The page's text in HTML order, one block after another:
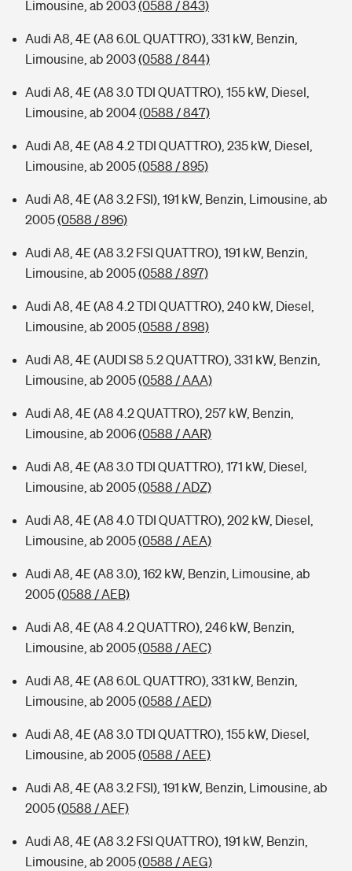
Limousine, ab 2003(0588 / 843)
Audi A8, 4E (A8 6.0L QUATTRO), 331 kW, Benzin,
Limousine, ab 2003(0588 / 844)
Audi A8, 4E (A8 3.0 TDI QUATTRO), 155 kW, Diesel,
Limousine, ab 2004(0588 / 847)
Audi A8, 4E (A8 4.2 TDI QUATTRO), 235 kW, Diesel,
Limousine, ab 2005(0588 / 895)
Audi A8, 4E (A8 3.2 FSI), 191 kW, Benzin, Limousine, ab
2005(0588 / 896)
Audi A8, 4E (A8 3.2 FSI QUATTRO), 191 kW, Benzin,
Limousine, ab 2005(0588 / 897)
Audi A8, 4E (A8 4.2 TDI QUATTRO), 240 kW, Diesel,
Limousine, ab 2005(0588 / 898)
Audi A8, 4E (AUDI S8 5.2 QUATTRO), 331 kW, Benzin,
Limousine, ab 2005(0588 / AAA)
Audi A8, 4E (A8 4.2 QUATTRO), 257 kW, Benzin,
Limousine, ab 2006(0588 / AAR)
Audi A8, 4E (A8 3.0 TDI QUATTRO), 171 kW, Diesel,
Limousine, ab 2005(0588 / ADZ)
Audi A8, 4E (A8 4.0 TDI QUATTRO), 202 kW, Diesel,
Limousine, ab 2005(0588 / AEA)
Audi A8, 4E (A8 3.0), 162 kW, Benzin, Limousine, ab
2005(0588 / AEB)
Audi A8, 4E (A8 4.2 QUATTRO), 246 kW, Benzin,
Limousine, ab 2005(0588 / AEC)
Audi A8, 4E (A8 6.0L QUATTRO), 331 kW, Benzin,
Limousine, ab 2005(0588 / AED)
Audi A8, 4E (A8 3.0 TDI QUATTRO), 155 kW, Diesel,
Limousine, ab 2005(0588 / AEE)
Audi A8, 4E (A8 3.2 FSI), 191 kW, Benzin, Limousine, ab
2005(0588 / AEF)
Audi A8, 4E (A8 3.2 FSI QUATTRO), 191 kW, Benzin,
Limousine, ab 2005(0588 / AEG)